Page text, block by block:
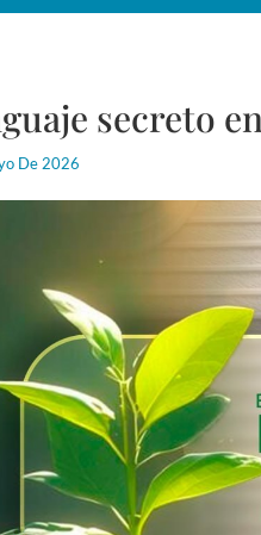
secreto
De 2026